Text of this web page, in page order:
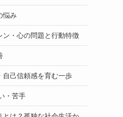
悩み
ン・心の問題と行動特徴
自己信頼感を育む一歩
・苦手